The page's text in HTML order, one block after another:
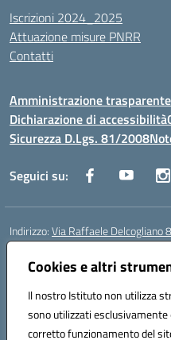
Cookies e altri
Il nostro Istituto non utilizza
sono utilizzati
corretto funzionamento del
Iscrizioni 2024_2025
Attuazione misure PNRR
Contatti
Amministrazione trasparente
Dichiarazione di accessibilità
Sicurezza D.Lgs. 81/2008
Seguici su:
Indirizzo:Via Raffaele Delcogliano
Centralino:
Posta elettronica certificata (PEC):
Codice fiscale: 90003320620
Codice meccanografico:
Codice Indice delle Pubbliche